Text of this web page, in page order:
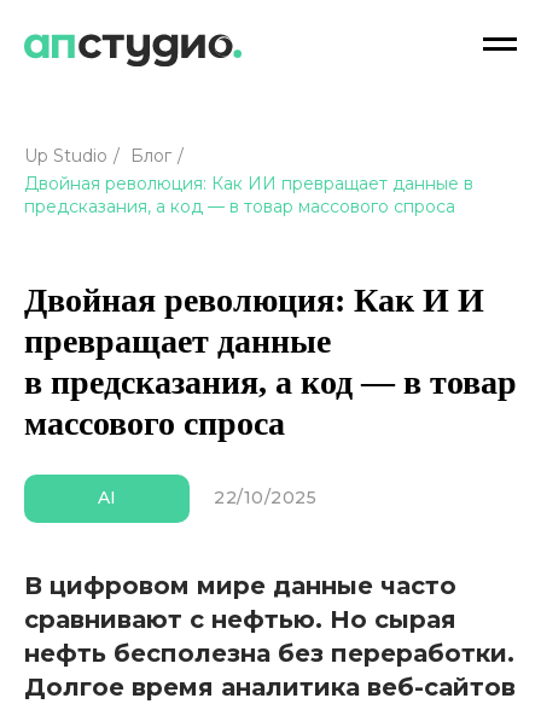
Up Studio / Блог /
Двойная революция: Как ИИ превращает данные в
предсказания, а код — в товар массового спроса
Двойная революция: Как И И
превращает данные
в предсказания, а код — в товар
массового спроса
AI 22/10/2025
В цифровом мире данные часто
сравнивают с нефтью. Но сырая
нефть бесполезна без переработки.
Долгое время аналитика веб-сайтов